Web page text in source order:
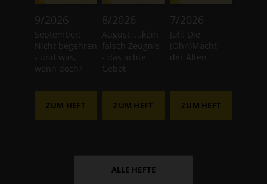
9/2026
September:
Nicht begehren
- und was,
wenn doch?
ZUM HEFT
8/2026
August: ...kein
falsch Zeugnis
- das achte
Gebot
ZUM HEFT
7/2026
Juli: Die
(Ohn)Macht
der Alten
ZUM HEFT
ALLE HEFTE